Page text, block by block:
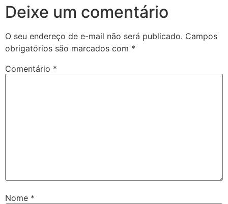
Deixe um comentário
O seu endereço de e-mail não será publicado. Campos
obrigatórios são marcados com *
Comentário *
Nome *